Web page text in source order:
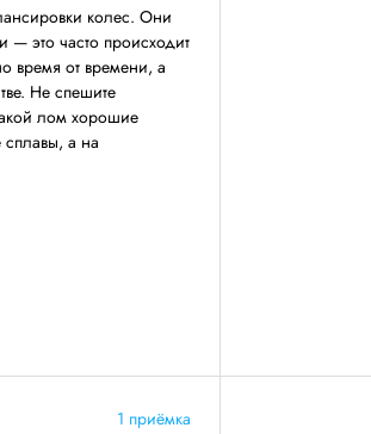
колес. Они
— это часто происходит
время от времени, а
Не спешите
лом хорошие
сплавы, а на
1 приёмка